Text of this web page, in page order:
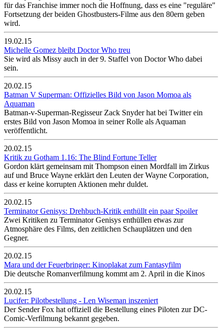
für das Franchise immer noch die Hoffnung, dass es eine "reguläre"
Fortsetzung der beiden Ghostbusters-Filme aus den 80ern geben
wird.
19.02.15
Michelle Gomez bleibt Doctor Who treu
Sie wird als Missy auch in der 9. Staffel von Doctor Who dabei
sein.
20.02.15
Batman V Superman: Offizielles Bild von Jason Momoa als
Aquaman
Batman-v-Superman-Regisseur Zack Snyder hat bei Twitter ein
erstes Bild von Jason Momoa in seiner Rolle als Aquaman
veröffentlicht.
20.02.15
Kritik zu Gotham 1.16: The Blind Fortune Teller
Gordon klärt gemeinsam mit Thompson einen Mordfall im Zirkus
auf und Bruce Wayne erklärt den Leuten der Wayne Corporation,
dass er keine korrupten Aktionen mehr duldet.
20.02.15
Terminator Genisys: Drehbuch-Kritik enthüllt ein paar Spoiler
Zwei Kritiken zu Terminator Genisys enthüllen etwas zur
Atmosphäre des Films, den zeitlichen Schauplätzen und den
Gegner.
20.02.15
Mara und der Feuerbringer: Kinoplakat zum Fantasyfilm
Die deutsche Romanverfilmung kommt am 2. April in die Kinos
20.02.15
Lucifer: Pilotbestellung - Len Wiseman inszeniert
Der Sender Fox hat offiziell die Bestellung eines Piloten zur DC-
Comic-Verfilmung bekannt gegeben.